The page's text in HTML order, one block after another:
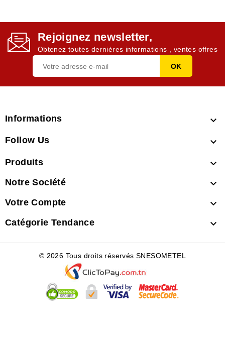
Rejoignez newsletter,
Obtenez toutes dernières informations , ventes offres
Informations 
Follow Us 
Produits 
Notre Société 
Votre Compte 
Catégorie Tendance 
© 2026 Tous droits réservés SNESOMETEL